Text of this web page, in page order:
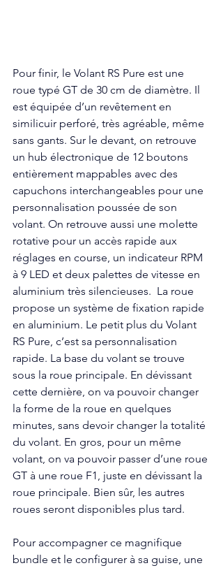
Pour finir, le Volant RS Pure est une
roue typé GT de 30 cm de diamètre. Il
est équipée d’un revêtement en
similicuir perforé, très agréable, même
sans gants. Sur le devant, on retrouve
un hub électronique de 12 boutons
entièrement mappables avec des
capuchons interchangeables pour une
personnalisation poussée de son
volant. On retrouve aussi une molette
rotative pour un accès rapide aux
réglages en course, un indicateur RPM
à 9 LED et deux palettes de vitesse en
aluminium très silencieuses.  La roue
propose un système de fixation rapide
en aluminium. Le petit plus du Volant
RS Pure, c’est sa personnalisation
rapide. La base du volant se trouve
sous la roue principale. En dévissant
cette dernière, on va pouvoir changer
la forme de la roue en quelques
minutes, sans devoir changer la totalité
du volant. En gros, pour un même
volant, on va pouvoir passer d’une roue
GT à une roue F1, juste en dévissant la
roue principale. Bien sûr, les autres
roues seront disponibles plus tard.
Pour accompagner ce magnifique
bundle et le configurer à sa guise, une